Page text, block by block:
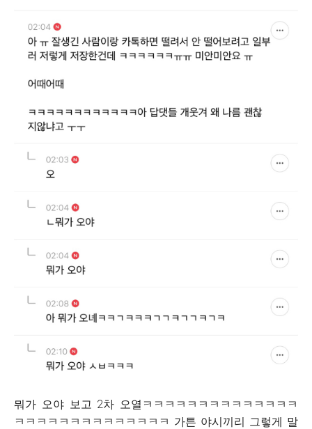
뭐가 오야 보고 2차 오열ㅋㅋㅋㅋㅋㅋㅋㅋㅋㅋㅋㅋㅋㅋ
ㅋㅋㅋㅋㅋㅋㅋㅋㅋㅋㅋㅋㅋㅋ 가튼 야시끼리 그렇게 말